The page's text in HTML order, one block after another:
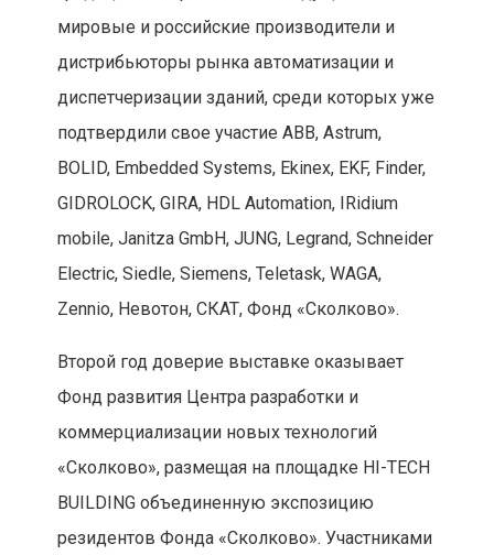
мировые и российские производители и
дистрибьюторы рынка автоматизации и
диспетчеризации зданий, среди которых уже
подтвердили свое участие ABB, Astrum,
BOLID, Embedded Systems, Ekinex, EKF, Finder,
GIDROLOCK, GIRA, HDL Automation, IRidium
mobile, Janitza GmbH, JUNG, Legrand, Schneider
Electric, Siedle, Siemens, Teletask, WAGA,
Zennio, Невотон, СКАТ, Фонд «Сколково».
Второй год доверие выставке оказывает
Фонд развития Центра разработки и
коммерциализации новых технологий
«Сколково», размещая на площадке HI-TECH
BUILDING объединенную экспозицию
резидентов Фонда «Сколково». Участниками